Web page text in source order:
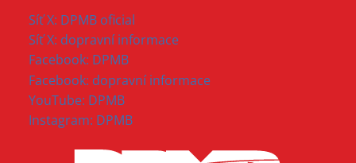
Síť X: DPMB oficial
Síť X: dopravní informace
Facebook: DPMB
Facebook: dopravní informace
YouTube: DPMB
Instagram: DPMB